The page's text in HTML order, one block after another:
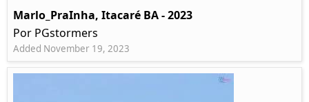
Marlo_PraInha, Itacaré BA - 2023
Por PGstormers
Added November 19, 2023